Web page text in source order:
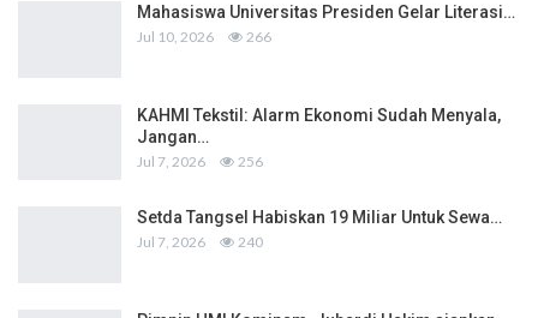
Mahasiswa Universitas Presiden Gelar Literasi…
Jul 10, 2026 266
KAHMI Tekstil: Alarm Ekonomi Sudah Menyala,
Jangan…
Jul 7, 2026 256
Setda Tangsel Habiskan 19 Miliar Untuk Sewa…
Jul 7, 2026 240